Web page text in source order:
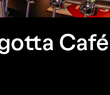
Café